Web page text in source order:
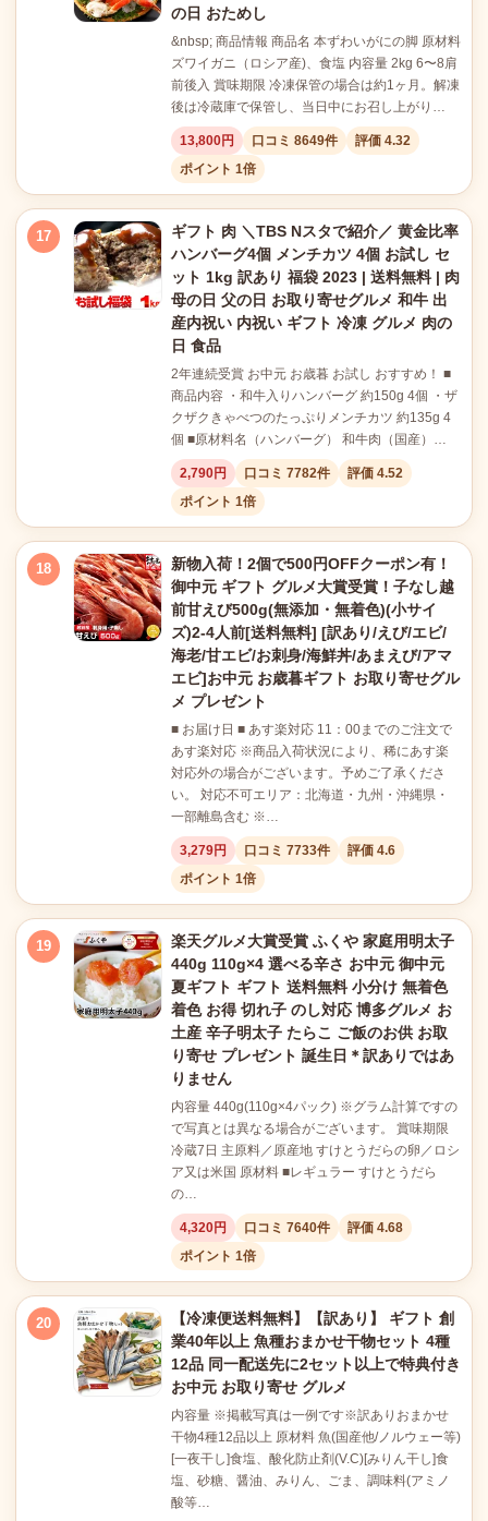
の日 おためし
&nbsp; 商品情報 商品名 本ずわいがにの脚 原材料
ズワイガニ（ロシア産)、食塩 内容量 2kg 6〜8肩
前後入 賞味期限 冷凍保管の場合は約1ヶ月。解凍
後は冷蔵庫で保管し、当日中にお召し上がり…
13,800円 口コミ 8649件
評価 4.32
ポイント 1倍
17
ギフト 肉 ＼TBS Nスタで紹介／ 黄金比率
ハンバーグ4個 メンチカツ 4個 お試し セ
ット 1kg 訳あり 福袋 2023 | 送料無料 | 肉
母の日 父の日 お取り寄せグルメ 和牛 出
産内祝い 内祝い ギフト 冷凍 グルメ 肉の
日 食品
2年連続受賞 お中元 お歳暮 お試し おすすめ！ ■
商品内容 ・和牛入りハンバーグ 約150g 4個 ・ザ
クザクきゃべつのたっぷりメンチカツ 約135g 4
個 ■原材料名（ハンバーグ） 和牛肉（国産）…
2,790円 口コミ 7782件
評価 4.52
ポイント 1倍
18
新物入荷！2個で500円OFFクーポン有！
御中元 ギフト グルメ大賞受賞！子なし越
前甘えび500g(無添加・無着色)(小サイ
ズ)2-4人前[送料無料] [訳あり/えび/エビ/
海老/甘エビ/お刺身/海鮮丼/あまえび/アマ
エビ]お中元 お歳暮ギフト お取り寄せグル
メ プレゼント
■ お届け日 ■ あす楽対応 11：00までのご注文で
あす楽対応 ※商品入荷状況により、稀にあす楽
対応外の場合がございます。予めご了承くださ
い。 対応不可エリア：北海道・九州・沖縄県・
一部離島含む ※…
3,279円 口コミ 7733件
評価 4.6
ポイント 1倍
19
楽天グルメ大賞受賞 ふくや 家庭用明太子
440g 110g×4 選べる辛さ お中元 御中元
夏ギフト ギフト 送料無料 小分け 無着色
着色 お得 切れ子 のし対応 博多グルメ お
土産 辛子明太子 たらこ ご飯のお供 お取
り寄せ プレゼント 誕生日＊訳ありではあ
りません
内容量 440g(110g×4パック) ※グラム計算ですの
で写真とは異なる場合がございます。 賞味期限
冷蔵7日 主原料／原産地 すけとうだらの卵／ロシ
ア又は米国 原材料 ■レギュラー すけとうだら
の…
4,320円 口コミ 7640件
評価 4.68
ポイント 1倍
20
【冷凍便送料無料】【訳あり】 ギフト 創
業40年以上 魚種おまかせ干物セット 4種
12品 同一配送先に2セット以上で特典付き
お中元 お取り寄せ グルメ
内容量 ※掲載写真は一例です※訳ありおまかせ
干物4種12品以上 原材料 魚(国産他/ノルウェー等)
[一夜干し]食塩、酸化防止剤(V.C)[みりん干し]食
塩、砂糖、醤油、みりん、ごま、調味料(アミノ
酸等…